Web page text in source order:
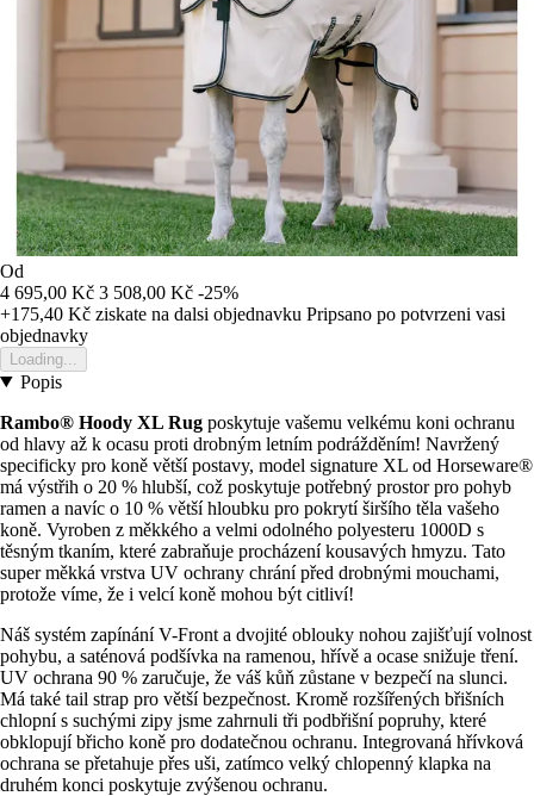
Od
4 695,00 Kč 3 508,00 Kč -25%
+175,40 Kč ziskate na dalsi objednavku Pripsano po potvrzeni vasi
objednavky
Loading...
Popis
Rambo® Hoody XL Rug poskytuje vašemu velkému koni ochranu
od hlavy až k ocasu proti drobným letním podrážděním! Navržený
specificky pro koně větší postavy, model signature XL od Horseware®
má výstřih o 20 % hlubší, což poskytuje potřebný prostor pro pohyb
ramen a navíc o 10 % větší hloubku pro pokrytí širšího těla vašeho
koně. Vyroben z měkkého a velmi odolného polyesteru 1000D s
těsným tkaním, které zabraňuje procházení kousavých hmyzu. Tato
super měkká vrstva UV ochrany chrání před drobnými mouchami,
protože víme, že i velcí koně mohou být citliví!
Náš systém zapínání V-Front a dvojité oblouky nohou zajišťují volnost
pohybu, a saténová podšívka na ramenou, hřívě a ocase snižuje tření.
UV ochrana 90 % zaručuje, že váš kůň zůstane v bezpečí na slunci.
Má také tail strap pro větší bezpečnost. Kromě rozšířených břišních
chlopní s suchými zipy jsme zahrnuli tři podbřišní popruhy, které
obklopují břicho koně pro dodatečnou ochranu. Integrovaná hřívková
ochrana se přetahuje přes uši, zatímco velký chlopenný klapka na
druhém konci poskytuje zvýšenou ochranu.